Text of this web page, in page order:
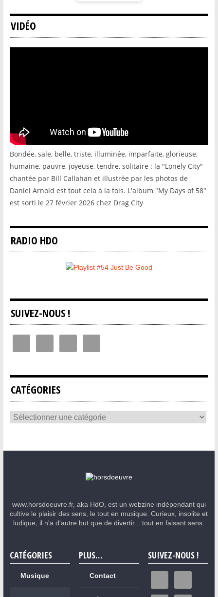
VIDÉO
Bondée, sale, belle, triste, illuminée, imparfaite, glorieuse,
humaine, pauvre, joyeuse, tendre, solitaire : la "Lonely City"
chantée par Bill Callahan et illustrée par les photos de
Daniel Arnold est tout cela à la fois. L'album "My Days of 58"
est sorti le 27 février 2026 chez Drag City
RADIO HDO
SUIVEZ-NOUS !
CATÉGORIES
www.horsdoeuvre.fr, aka HdO, est un webzine indépendant qui
cultive le plaisir des sens, le tout en musique. Curieux, insolite et
ludique, il n'a d'autre but que de divertir... tout en faisant sens.
CATÉGORIES
Musique
PLUS…
Contact
SUIVEZ-NOUS !